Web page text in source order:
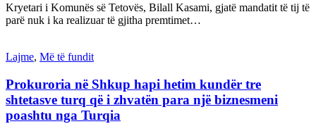
Kryetari i Komunës së Tetovës, Bilall Kasami, gjatë mandatit të tij të
parë nuk i ka realizuar të gjitha premtimet…
Lajme, Më të fundit
Prokuroria në Shkup hapi hetim kundër tre
shtetasve turq që i zhvatën para një biznesmeni
poashtu nga Turqia